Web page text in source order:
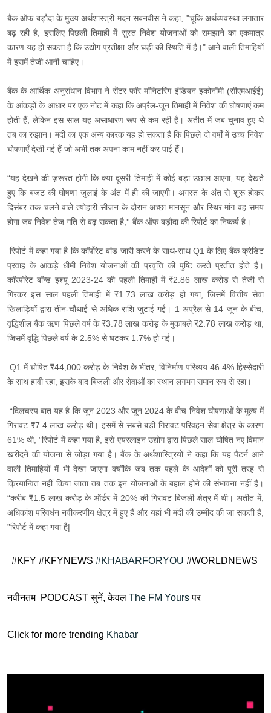
बैंक ऑफ बड़ौदा के मुख्य अर्थशास्त्री मदन सबनवीस ने कहा, "चूंकि अर्थव्यवस्था लगातार
बढ़ रही है, इसलिए पिछली तिमाही में सुस्त निवेश योजनाओं को समझाने का एकमात्र
कारण यह हो सकता है कि उद्योग प्रतीक्षा और घड़ी की स्थिति में है।" आने वाली तिमाहियों
में इसमें तेजी आनी चाहिए।
बैंक के आर्थिक अनुसंधान विभाग ने सेंटर फॉर मॉनिटरिंग इंडियन इकोनॉमी (सीएमआईई)
के आंकड़ों के आधार पर एक नोट में कहा कि अप्रैल-जून तिमाही में निवेश की घोषणाएं कम
होती हैं, लेकिन इस साल यह असाधारण रूप से कम रही है। अतीत में जब चुनाव हुए थे
तब का रुझान। मंदी का एक अन्य कारक यह हो सकता है कि पिछले दो वर्षों में उच्च निवेश
घोषणाएँ देखी गई हैं जो अभी तक अपना काम नहीं कर पाई हैं।
“यह देखने की ज़रूरत होगी कि क्या दूसरी तिमाही में कोई बड़ा उछाल आएगा, यह देखते
हुए कि बजट की घोषणा जुलाई के अंत में ही की जाएगी। अगस्त के अंत से शुरू होकर
दिसंबर तक चलने वाले त्योहारी सीजन के दौरान अच्छा मानसून और स्थिर मांग वह समय
होगा जब निवेश तेज गति से बढ़ सकता है,'' बैंक ऑफ बड़ौदा की रिपोर्ट का निष्कर्ष है।
रिपोर्ट में कहा गया है कि कॉर्पोरेट बांड जारी करने के साथ-साथ Q1 के लिए बैंक क्रेडिट
प्रवाह के आंकड़े धीमी निवेश योजनाओं की प्रवृत्ति की पुष्टि करते प्रतीत होते हैं।
कॉरपोरेट बॉन्ड इश्यू 2023-24 की पहली तिमाही में ₹2.86 लाख करोड़ से तेजी से
गिरकर इस साल पहली तिमाही में ₹1.73 लाख करोड़ हो गया, जिसमें वित्तीय सेवा
खिलाड़ियों द्वारा तीन-चौथाई से अधिक राशि जुटाई गई। 1 अप्रैल से 14 जून के बीच,
वृद्धिशील बैंक ऋण पिछले वर्ष के ₹3.78 लाख करोड़ के मुकाबले ₹2.78 लाख करोड़ था,
जिसमें वृद्धि पिछले वर्ष के 2.5% से घटकर 1.7% हो गई।
Q1 में घोषित ₹44,000 करोड़ के निवेश के भीतर, विनिर्माण परिव्यय 46.4% हिस्सेदारी
के साथ हावी रहा, इसके बाद बिजली और सेवाओं का स्थान लगभग समान रूप से रहा।
“दिलचस्प बात यह है कि जून 2023 और जून 2024 के बीच निवेश घोषणाओं के मूल्य में
गिरावट ₹7.4 लाख करोड़ थी। इसमें से सबसे बड़ी गिरावट परिवहन सेवा क्षेत्र के कारण
61% थी, ”रिपोर्ट में कहा गया है, इसे एयरलाइन उद्योग द्वारा पिछले साल घोषित नए विमान
खरीदने की योजना से जोड़ा गया है। बैंक के अर्थशास्त्रियों ने कहा कि यह पैटर्न आने
वाली तिमाहियों में भी देखा जाएगा क्योंकि जब तक पहले के आदेशों को पूरी तरह से
क्रियान्वित नहीं किया जाता तब तक इन योजनाओं के बहाल होने की संभावना नहीं है।
“करीब ₹1.5 लाख करोड़ के ऑर्डर में 20% की गिरावट बिजली क्षेत्र में थी। अतीत में,
अधिकांश परिवर्धन नवीकरणीय क्षेत्र में हुए हैं और यहां भी मंदी की उम्मीद की जा सकती है,
”रिपोर्ट में कहा गया है|
#KFY #KFYNEWS #KHABARFORYOU #WORLDNEWS
नवीनतम PODCAST सुनें, केवल The FM Yoursपर
Click for more trending Khabar